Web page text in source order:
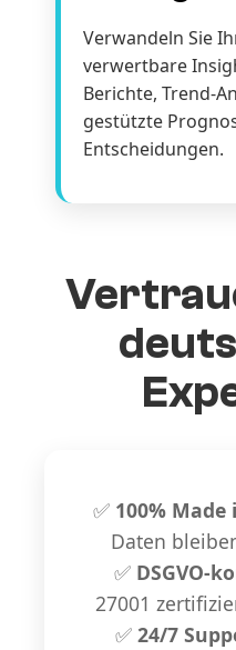
Verwandeln Sie
verwertbare
Berichte, Trend-
gestützte
Entscheidungen.
✅ 100%
Daten
✅ DSGVO-
27001
✅ 24/7